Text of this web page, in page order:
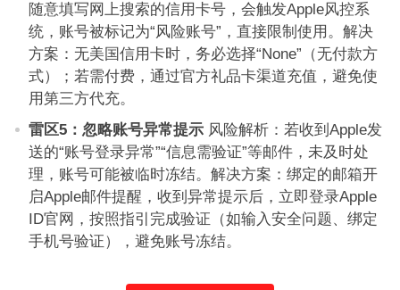
随意填写网上搜索的信用卡号，会触发Apple风控系
统，账号被标记为“风险账号”，直接限制使用。解决
方案：无美国信用卡时，务必选择“None”（无付款方
式）；若需付费，通过官方礼品卡渠道充值，避免使
用第三方代充。
雷区5：忽略账号异常提示风险解析：若收到Apple发
送的“账号登录异常”“信息需验证”等邮件，未及时处
理，账号可能被临时冻结。解决方案：绑定的邮箱开
启Apple邮件提醒，收到异常提示后，立即登录Apple
ID官网，按照指引完成验证（如输入安全问题、绑定
手机号验证），避免账号冻结。